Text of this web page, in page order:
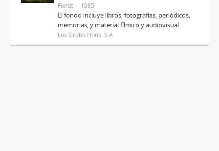
Fonds
1985
El fondo incluye libros, fotografías, periódicos,
memorias, y material fílmico y audiovisual.
Los Grobo Hnos. S.A